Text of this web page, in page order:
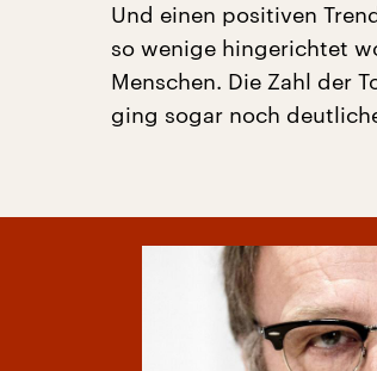
Und einen positiven
so wenige hingerichtet
Menschen. Die Zahl der
ging sogar noch